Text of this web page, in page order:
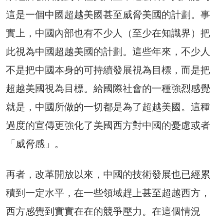
這是一個中國超越美國甚至威脅美國的計劃。事
實上，中國內部也有不少人（至少在知識界）把
此視為中國超越美國的計劃。這些年來，不少人
不是把中國本身的可持續發展視為目標，而是把
超越美國視為目標。給國際社會的一種強烈感覺
就是，中國所做的一切都是為了超越美國。這種
過度的宣傳更強化了美國西方對中國的憂慮或者
「威脅感」。
再者，改革開放以來，中國的技術發展也已經累
積到一定水平，在一些領域趕上甚至超越西方，
西方感覺到實實在在的競爭壓力。在這個情況